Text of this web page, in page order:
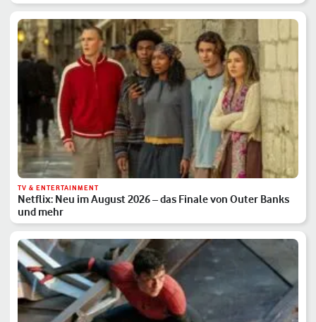
TV & ENTERTAINMENT
Netflix: Neu im August 2026 – das Finale von Outer Banks
und mehr